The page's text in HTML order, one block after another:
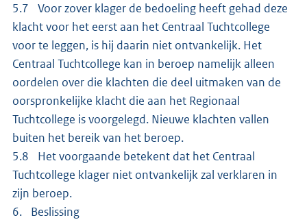
5.7 Voor zover klager de bedoeling heeft gehad deze
klacht voor het eerst aan het Centraal Tuchtcollege
voor te leggen, is hij daarin niet ontvankelijk. Het
Centraal Tuchtcollege kan in beroep namelijk alleen
oordelen over die klachten die deel uitmaken van de
oorspronkelijke klacht die aan het Regionaal
Tuchtcollege is voorgelegd. Nieuwe klachten vallen
buiten het bereik van het beroep.
5.8 Het voorgaande betekent dat het Centraal
Tuchtcollege klager niet ontvankelijk zal verklaren in
zijn beroep.
6. Beslissing